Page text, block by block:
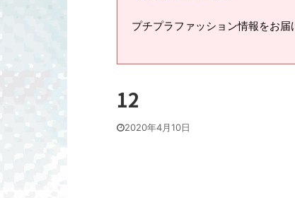
プチプラファッション情報をお
12
2020年4月10日